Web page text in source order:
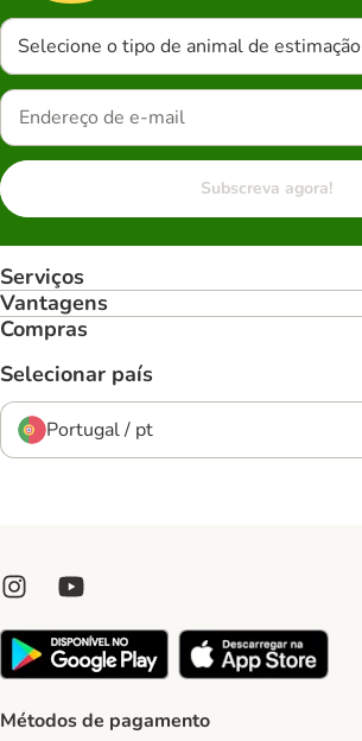
Selecione o tipo de animal de estimação
Subscreva agora!
Serviços
Vantagens
Compras
Selecionar país
Portugal / pt
Métodos de pagamento